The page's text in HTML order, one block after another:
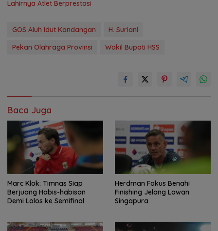
Lahirnya Atlet Berprestasi
GOS Aluh Idut Kandangan
H. Suriani
Pekan Olahraga Provinsi
Wakil Bupati HSS
Baca Juga
Marc Klok: Timnas Siap
Berjuang Habis-habisan
Demi Lolos ke Semifinal
Herdman Fokus Benahi
Finishing Jelang Lawan
Singapura